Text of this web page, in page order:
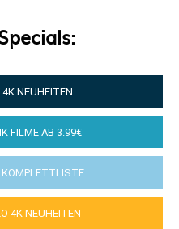
NEUHEITEN
FILME AB 3.99€
KOMPLETTLISTE
4K NEUHEITEN